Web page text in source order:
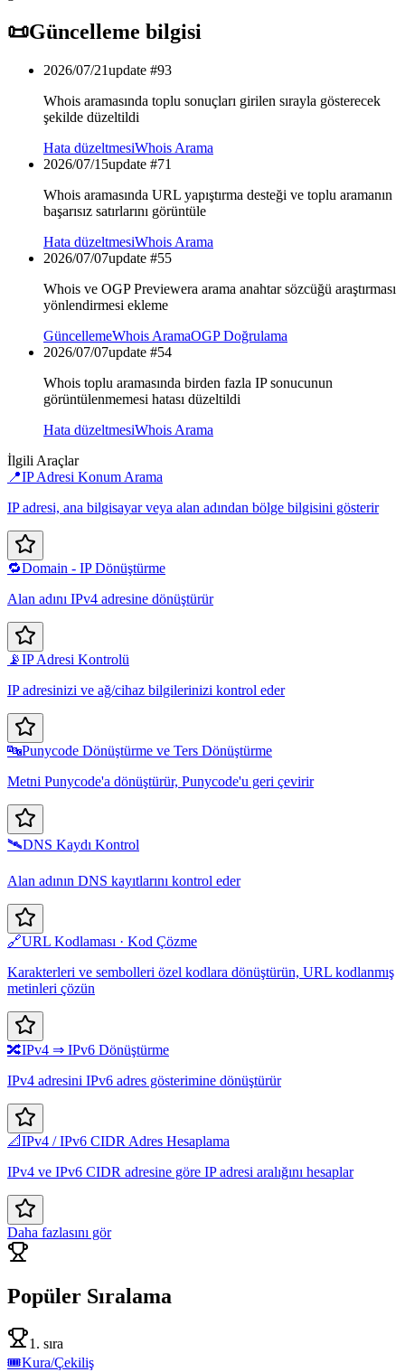
📜Güncelleme bilgisi
2026/07/21update #93
Whois aramasında toplu sonuçları girilen sırayla gösterecek
şekilde düzeltildi
Hata düzeltmesiWhois Arama
2026/07/15update #71
Whois aramasında URL yapıştırma desteği ve toplu aramanın
başarısız satırlarını görüntüle
Hata düzeltmesiWhois Arama
2026/07/07update #55
Whois ve OGP Previewera arama anahtar sözcüğü araştırması
yönlendirmesi ekleme
GüncellemeWhois AramaOGP Doğrulama
2026/07/07update #54
Whois toplu aramasında birden fazla IP sonucunun
görüntülenmemesi hatası düzeltildi
Hata düzeltmesiWhois Arama
İlgili Araçlar
📍IP Adresi Konum Arama
IP adresi, ana bilgisayar veya alan adından bölge bilgisini gösterir
🔁Domain - IP Dönüştürme
Alan adını IPv4 adresine dönüştürür
📡IP Adresi Kontrolü
IP adresinizi ve ağ/cihaz bilgilerinizi kontrol eder
🔤Punycode Dönüştürme ve Ters Dönüştürme
Metni Punycode'a dönüştürür, Punycode'u geri çevirir
🛰️DNS Kaydı Kontrol
Alan adının DNS kayıtlarını kontrol eder
🔗URL Kodlaması · Kod Çözme
Karakterleri ve sembolleri özel kodlara dönüştürün, URL kodlanmış
metinleri çözün
🔀IPv4 ⇒ IPv6 Dönüştürme
IPv4 adresini IPv6 adres gösterimine dönüştürür
📐IPv4 / IPv6 CIDR Adres Hesaplama
IPv4 ve IPv6 CIDR adresine göre IP adresi aralığını hesaplar
Daha fazlasını gör
Popüler Sıralama
1. sıra
🎟️Kura/Çekiliş